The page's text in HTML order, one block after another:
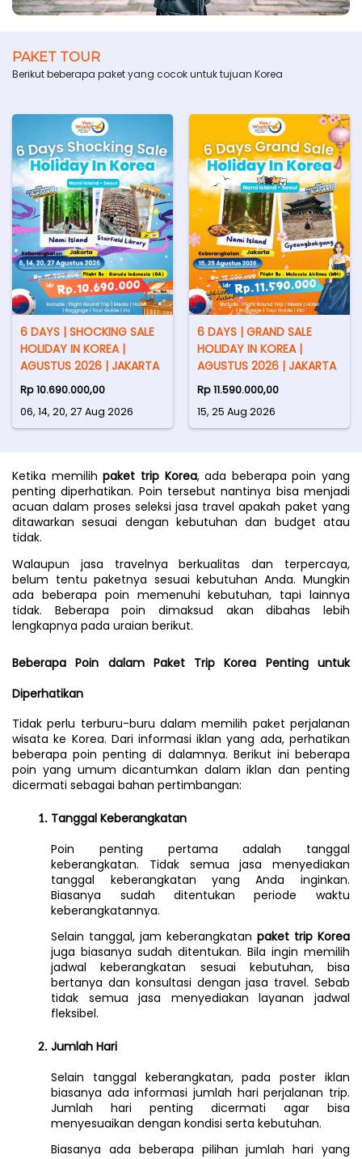
PAKET TOUR
Berikut beberapa paket yang cocok untuk tujuan Korea
6 DAYS | SHOCKING SALE
HOLIDAY IN KOREA |
AGUSTUS 2026 | JAKARTA
Rp 10.690.000,00
06, 14, 20, 27 Aug 2026
6 DAYS | GRAND SALE
HOLIDAY IN KOREA |
AGUSTUS 2026 | JAKARTA
Rp 11.590.000,00
15, 25 Aug 2026
Ketika memilih paket trip Korea, ada beberapa poin yang
penting diperhatikan. Poin tersebut nantinya bisa menjadi
acuan dalam proses seleksi jasa travel apakah paket yang
ditawarkan sesuai dengan kebutuhan dan budget atau
tidak.
Walaupun jasa travelnya berkualitas dan terpercaya,
belum tentu paketnya sesuai kebutuhan Anda. Mungkin
ada beberapa poin memenuhi kebutuhan, tapi lainnya
tidak. Beberapa poin dimaksud akan dibahas lebih
lengkapnya pada uraian berikut.
Beberapa Poin dalam Paket Trip Korea Penting untuk
Diperhatikan
Tidak perlu terburu-buru dalam memilih paket perjalanan
wisata ke Korea. Dari informasi iklan yang ada, perhatikan
beberapa poin penting di dalamnya. Berikut ini beberapa
poin yang umum dicantumkan dalam iklan dan penting
dicermati sebagai bahan pertimbangan:
Tanggal Keberangkatan
Poin penting pertama adalah tanggal
keberangkatan. Tidak semua jasa menyediakan
tanggal keberangkatan yang Anda inginkan.
Biasanya sudah ditentukan periode waktu
keberangkatannya.
Selain tanggal, jam keberangkatan paket trip Korea
juga biasanya sudah ditentukan. Bila ingin memilih
jadwal keberangkatan sesuai kebutuhan, bisa
bertanya dan konsultasi dengan jasa travel. Sebab
tidak semua jasa menyediakan layanan jadwal
fleksibel.
Jumlah Hari
Selain tanggal keberangkatan, pada poster iklan
biasanya ada informasi jumlah hari perjalanan trip.
Jumlah hari penting dicermati agar bisa
menyesuaikan dengan kondisi serta kebutuhan.
Biasanya ada beberapa pilihan jumlah hari yang